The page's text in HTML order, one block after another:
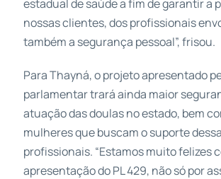
estadual de saúde a fim de garantir a
nossas clientes, dos profissionais
também a segurança pessoal”, frisou.
Para Thayná, o projeto apresentado
parlamentar trará ainda maior
atuação das doulas no estado, bem
mulheres que buscam o suporte
profissionais. “Estamos muito felizes
apresentação do PL 429, não só por